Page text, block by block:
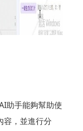
助手能夠幫助使
容，並進行分